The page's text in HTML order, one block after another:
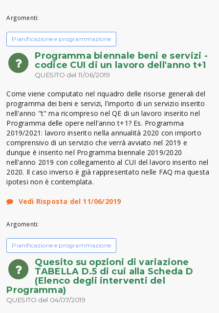
Argomenti:
Pianificazione e programmazione
Programma biennale beni e servizi -
codice CUI di un lavoro dell'anno t+1
QUESITO del 11/06/2019
Come viene computato nel riquadro delle risorse generali del
programma dei beni e servizi, l'importo di un servizio inserito
nell'anno "t" ma ricompreso nel QE di un lavoro inserito nel
Programma delle opere nell'anno t+1? Es. Programma
2019/2021: lavoro inserito nella annualità 2020 con importo
comprensivo di un servizio che verrà avviato nel 2019 e
dunque è inserito nel Programma biennale 2019/2020
nell'anno 2019 con collegamento al CUI del lavoro inserito nel
2020. Il caso inverso è già rappresentato nelle FAQ ma questa
ipotesi non è contemplata.
Vedi Risposta del 11/06/2019
Argomenti:
Pianificazione e programmazione
Quesito su opzioni di variazione
TABELLA D.5 di cui alla Scheda D
(Elenco degli interventi del
Programma)
QUESITO del 04/07/2019